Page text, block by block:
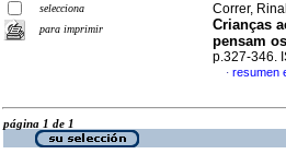
selecciona
para imprimir
Correr,
Crianças
pensam
p.327-346.
· resumen
página 1 de 1